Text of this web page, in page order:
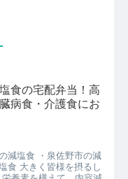
食の宅配弁当！高
病食・介護食にお
減塩食 ・泉佐野市の減
食 大きく皆様を摂るし